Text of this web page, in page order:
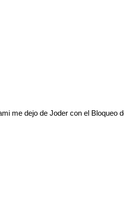
me dejo de Joder con el Bloqueo